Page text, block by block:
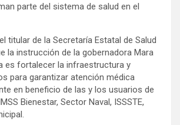
parte del sistema de salud en el
titular de la Secretaría Estatal de Salud
la instrucción de la gobernadora Mara
es fortalecer la infraestructura y
para garantizar atención médica
en beneficio de las y los usuarios de
Bienestar, Sector Naval, ISSSTE,